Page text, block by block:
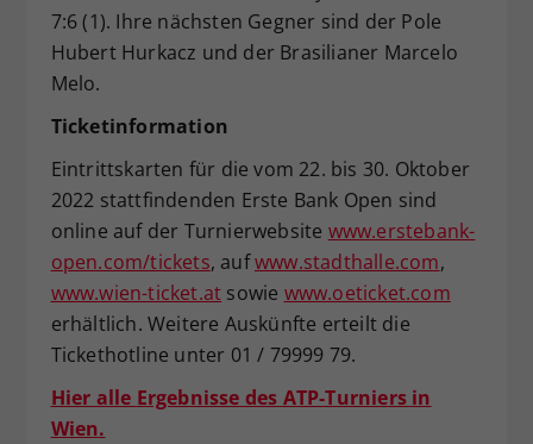
7:6 (1). Ihre nächsten Gegner sind der Pole
Hubert Hurkacz und der Brasilianer Marcelo
Melo.
Ticketinformation
Eintrittskarten für die vom 22. bis 30. Oktober
2022 stattfindenden Erste Bank Open sind
online auf der Turnierwebsite www.erstebank-
open.com/tickets, aufwww.stadthalle.com,
www.wien-ticket.at sowie www.oeticket.com
erhältlich. Weitere Auskünfte erteilt die
Tickethotline unter 01 / 79999 79.
Hier alle Ergebnisse des ATP-Turniers in
Wien.